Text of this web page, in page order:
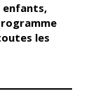
unique
enfance
enfants,
les